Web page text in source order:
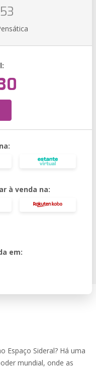
à venda na:
em:
Espaço Sideral? Há uma
mundial, onde as